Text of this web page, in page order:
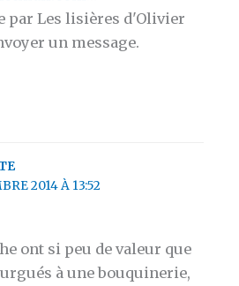
par Les lisières d'Olivier
un message.
2014 À 13:52
ont si peu de valeur que
à une bouquinerie,